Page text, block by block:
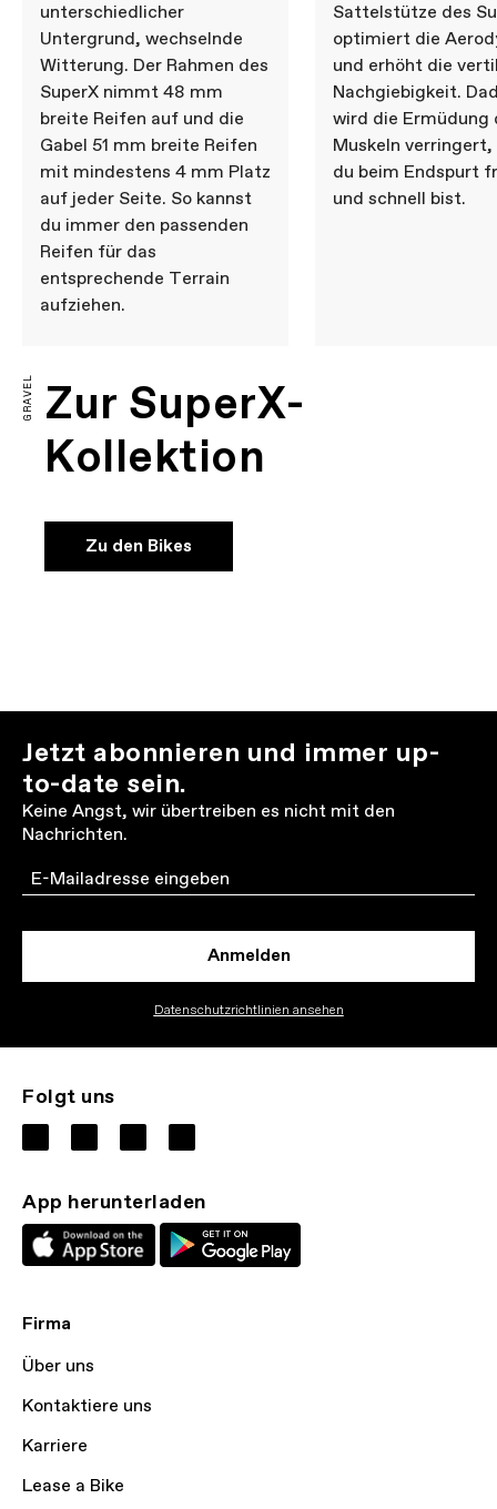
unterschiedlicher
Untergrund, wechselnde
Witterung. Der Rahmen des
SuperX nimmt 48 mm
breite Reifen auf und die
Gabel 51 mm breite Reifen
mit mindestens 4 mm Platz
auf jeder Seite. So kannst
du immer den passenden
Reifen für das
entsprechende Terrain
aufziehen.
Sattelstütze des
optimiert die
und erhöht die
Nachgiebigkeit.
wird die Ermüdung
Muskeln
du beim Endspurt
und schnell bist.
GRAVEL Zur SuperX-
Kollektion
Zu den Bikes
Jetzt abonnieren und immer up-
to-date sein.
Keine Angst, wir übertreiben es nicht mit den
Nachrichten.
Email
Anmelden
Datenschutzrichtlinien ansehen
Folgt uns
App herunterladen
Firma
Über uns
Kontaktiere uns
Karriere
Lease a Bike